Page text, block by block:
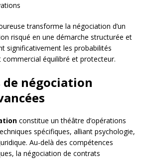
transforme la négociation d’un
risqué en une démarche structurée et
significativement les probabilités
commercial équilibré et protecteur.
de négociation
constitue un théâtre d’opérations
spécifiques, alliant psychologie,
Au-delà des compétences
la négociation de contrats